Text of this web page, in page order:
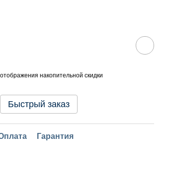
накопительной скидки
Быстрый заказ
Гарантия